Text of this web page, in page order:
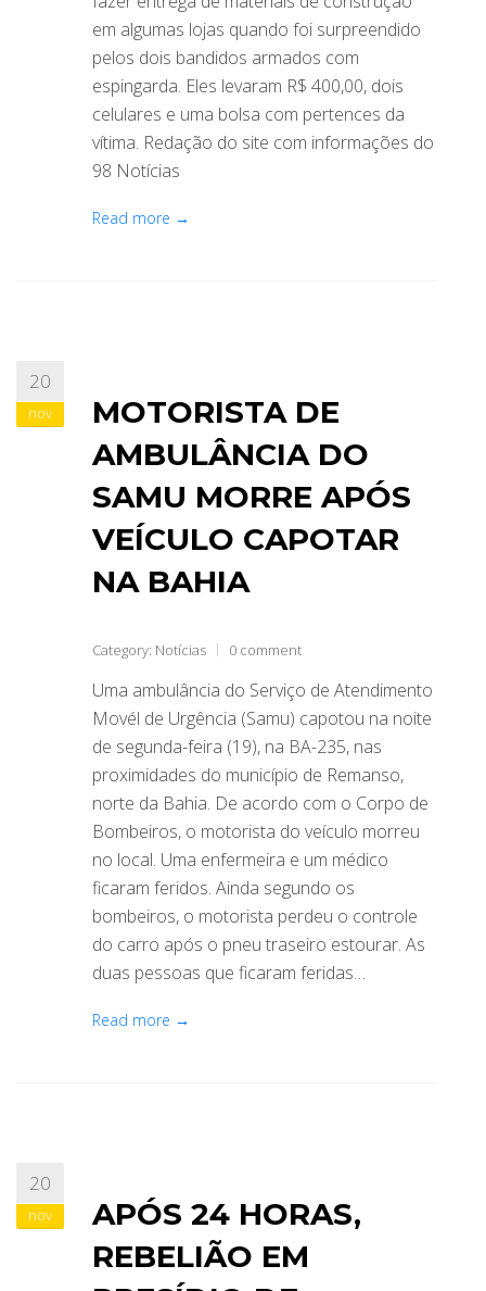
em algumas lojas quando foi surpreendido
pelos dois bandidos armados com
espingarda. Eles levaram R$ 400,00, dois
celulares e uma bolsa com pertences da
vítima. Redação do site com informações do
98 Notícias
Read more →
20
nov
MOTORISTA DE
AMBULÂNCIA DO
SAMU MORRE APÓS
VEÍCULO CAPOTAR
NA BAHIA
Category: Notícias 0 comment
Uma ambulância do Serviço de Atendimento
Movél de Urgência (Samu) capotou na noite
de segunda-feira (19), na BA-235, nas
proximidades do município de Remanso,
norte da Bahia. De acordo com o Corpo de
Bombeiros, o motorista do veículo morreu
no local. Uma enfermeira e um médico
ficaram feridos. Ainda segundo os
bombeiros, o motorista perdeu o controle
do carro após o pneu traseiro estourar. As
duas pessoas que ficaram feridas…
Read more →
20
nov
APÓS 24 HORAS,
REBELIÃO EM